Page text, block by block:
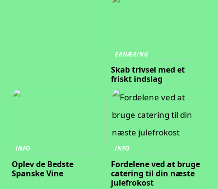
ERNÆRING
Skab trivsel med et
friskt indslag
INFO
Oplev de Bedste
Spanske Vine
INFO
Fordelene ved at bruge
catering til din næste
julefrokost